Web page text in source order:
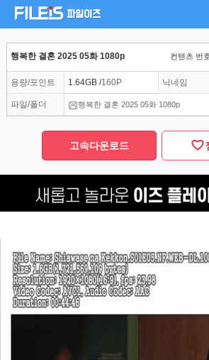
행복한 결혼 2025 05화 1080p 컨텐츠 번
용량/포인트 1.64GB /160P 닉네임
파일/폴더 행복한 결혼 2025 05화 1080p
고속다운로드